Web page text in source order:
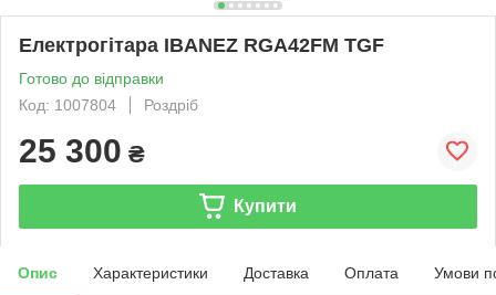
Електрогітара IBANEZ RGA42FM TGF
Готово до відправки
Код: 1007804
Роздріб
25 300 ₴
Купити
Опис Характеристики Доставка Оплата Умови